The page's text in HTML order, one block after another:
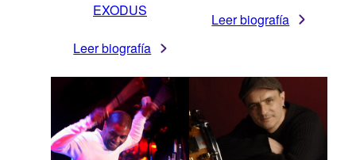
EXODUS
Leer biografía
Leer biografía